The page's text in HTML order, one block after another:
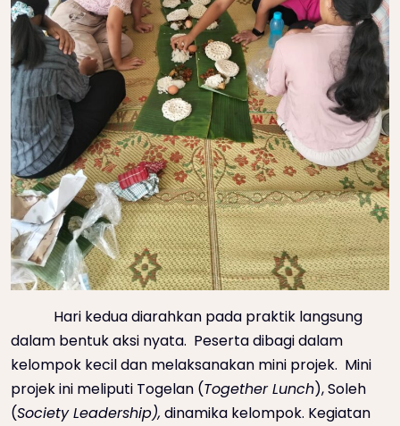
Hari kedua diarahkan pada praktik langsung
dalam bentuk aksi nyata. Peserta dibagi dalam
kelompok kecil dan melaksanakan mini projek. Mini
projek ini meliputi Togelan (Together Lunch), Soleh
(Society Leadership), dinamika kelompok. Kegiatan